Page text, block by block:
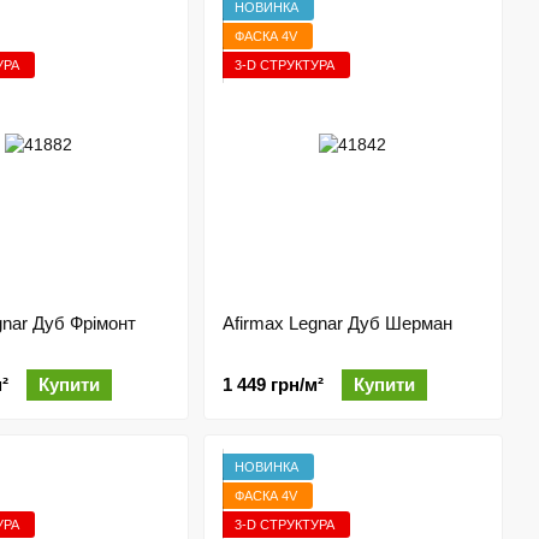
Дуб Фрімонт
Купити
НОВИНКА
ФАСКА 4V
3-D СТРУКТУРА
Afirmax Legnar Дуб Шерман
1 449 грн/м² Купити
НОВИНКА
ФАСКА 4V
3-D СТРУКТУРА